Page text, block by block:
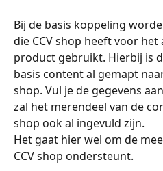
Bij de basis koppeling
die CCV shop heeft voor het
product gebruikt. Hierbij is
basis content al gemapt
shop. Vul je de gegevens
zal het merendeel van de
shop ook al ingevuld zijn.
Het gaat hier wel om de
CCV shop ondersteunt.